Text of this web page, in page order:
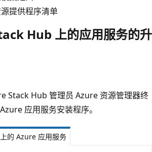
提供程序清单
Hub 上的应用服务的升
Stack Hub 管理员 Azure 资源管理器终
应用服务安装程序。
的 Azure 应用服务